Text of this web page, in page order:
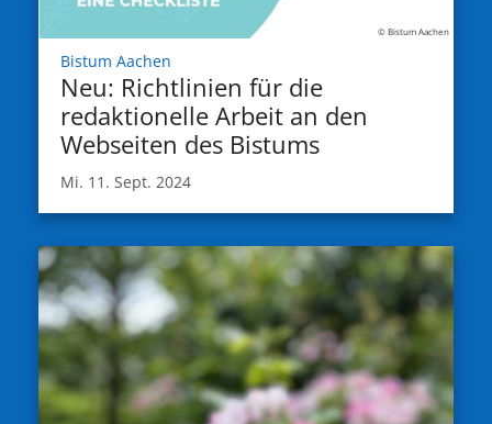
© Bistum Aachen
Bistum Aachen
Neu: Richtlinien für die
redaktionelle Arbeit an den
Webseiten des Bistums
Mi. 11. Sept. 2024